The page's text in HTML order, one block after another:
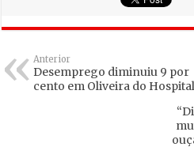
Anterior
Desemprego diminuiu 9 por
cento em Oliveira do Hospital